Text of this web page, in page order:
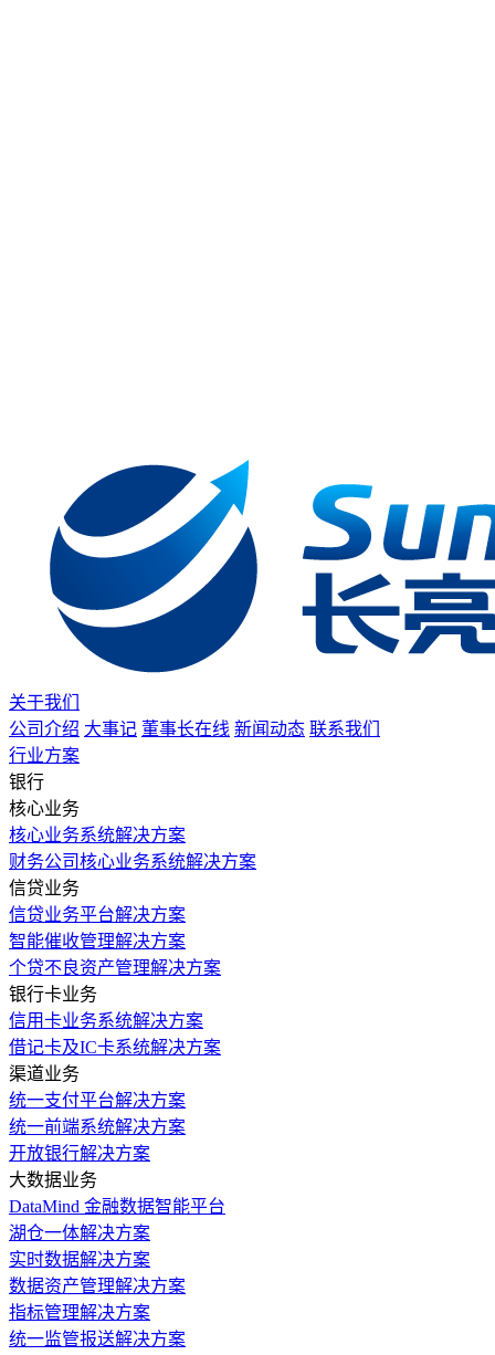
关于我们
公司介绍 大事记 董事长在线 新闻动态 联系我们
行业方案
银行
核心业务
核心业务系统解决方案
财务公司核心业务系统解决方案
信贷业务
信贷业务平台解决方案
智能催收管理解决方案
个贷不良资产管理解决方案
银行卡业务
信用卡业务系统解决方案
借记卡及IC卡系统解决方案
渠道业务
统一支付平台解决方案
统一前端系统解决方案
开放银行解决方案
大数据业务
DataMind 金融数据智能平台
湖仓一体解决方案
实时数据解决方案
数据资产管理解决方案
指标管理解决方案
统一监管报送解决方案